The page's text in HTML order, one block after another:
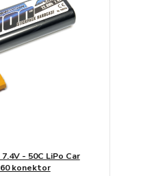
- 50C LiPo Car
konektor